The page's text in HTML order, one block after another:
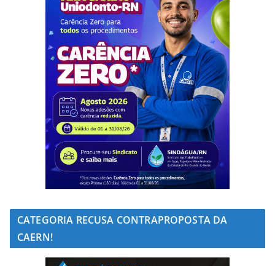
CATEGORIA RECUSA CONTRAPROPOSTA DA
CAERN!